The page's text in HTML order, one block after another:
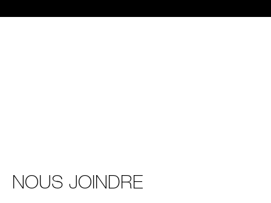
NOUS JOINDRE